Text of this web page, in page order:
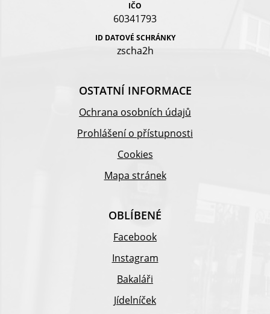
IČO
60341793
ID DATOVÉ SCHRÁNKY
zscha2h
OSTATNÍ INFORMACE
Ochrana osobních údajů
Prohlášení o přístupnosti
Cookies
Mapa stránek
OBLÍBENÉ
Facebook
Instagram
Bakaláři
Jídelníček